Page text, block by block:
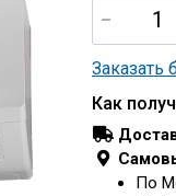
Заказать
Как
По